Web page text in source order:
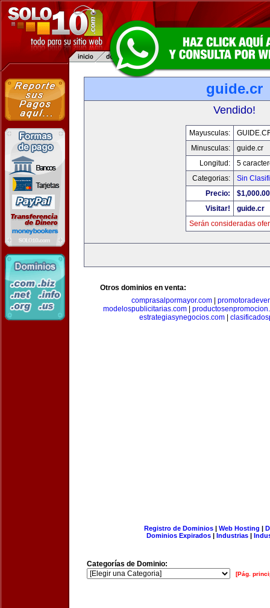
guide.cr
Vendido!
Mayusculas:
Minusculas:
guide.cr
Longitud:
5
Categorias:
Sin
Precio:
$1,000.00
Visitar!
guide.cr
Serán consideradas
Otros dominios en venta:
comprasalpormayor.com|
modelospublicitarias.com
estrategiasynegocios.com
Registro de Dominios| Web Hosting |
Dominios Expirados | Industrias |
Categorías de Dominio:
[Pág.